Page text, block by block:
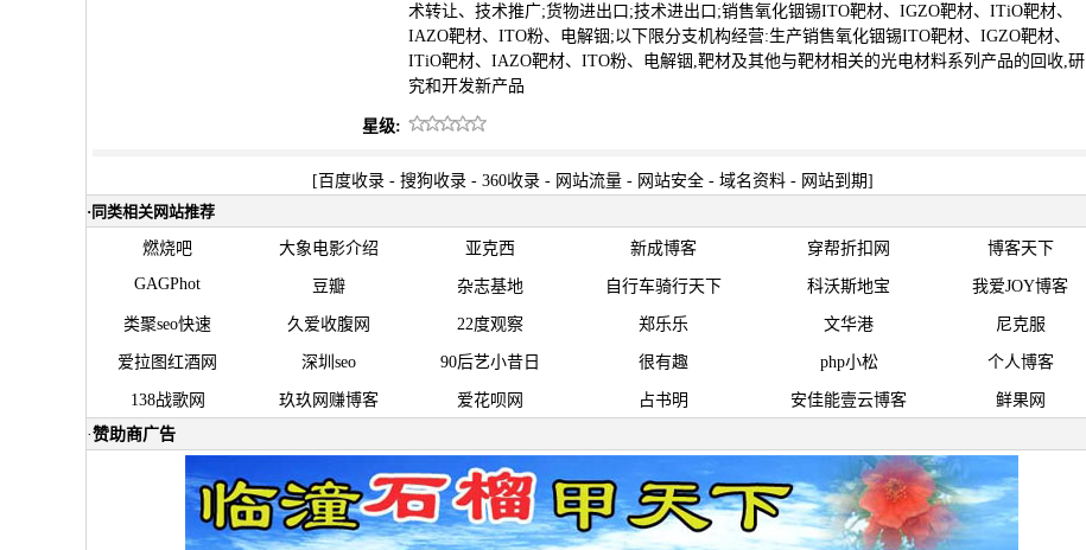
术转让、技术推广;货物进出口;技术进出口;销售氧化铟锡ITO靶材、IGZO靶材、ITiO靶材、
IAZO靶材、ITO粉、电解铟;以下限分支机构经营:生产销售氧化铟锡ITO靶材、IGZO靶材、
ITiO靶材、IAZO靶材、ITO粉、电解铟,靶材及其他与靶材相关的光电材料系列产品的回收,研
究和开发新产品
星级:
[ 百度收录 - 搜狗收录 - 360收录 - 网站流量 - 网站安全 - 域名资料 - 网站到期]
· 同类相关网站推荐
燃烧吧 大象电影介绍 亚克西 新成博客 穿帮折扣网
博客天下
GAGPhot
豆瓣 杂志基地 自行车骑行天下 科沃斯地宝 我爱JOY博客
类聚seo快速 久爱收腹网 22度观察 郑乐乐 文华港 尼克服
爱拉图红酒网 深圳seo 90后艺小昔日 很有趣 php小松 个人博客
138战歌网 玖玖网赚博客 爱花呗网 占书明 安佳能壹云博客
鲜果网
·赞助商广告